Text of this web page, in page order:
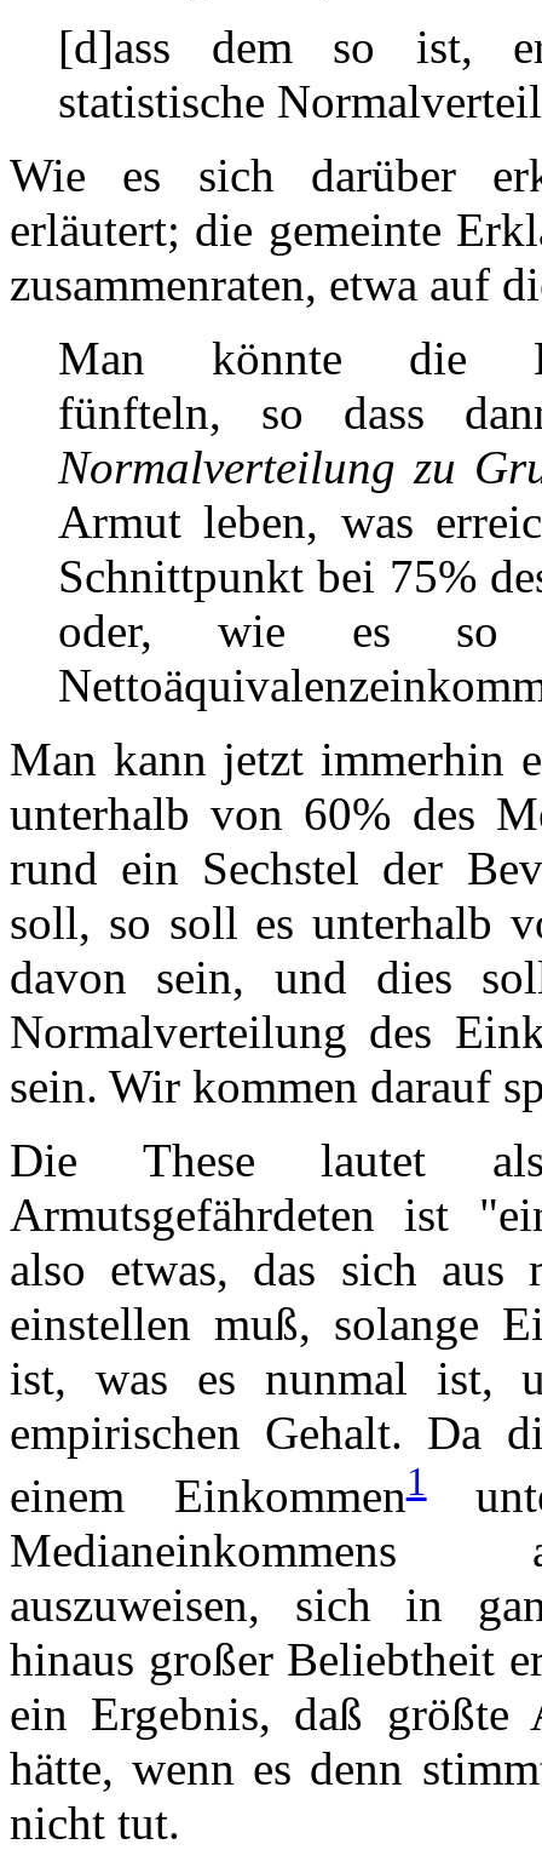
[d]ass dem so ist,
statistische
Wie es sich darüber
erläutert; die gemeinte
zusammenraten, etwa auf
Man könnte die
fünfteln, so dass
Normalverteilung zu
Armut leben, was
Schnittpunkt bei 75%
oder, wie es so
Man kann jetzt immerhin
unterhalb von 60% des
rund ein Sechstel der
soll, so soll es unterhalb
davon sein, und dies
Normalverteilung des
sein. Wir kommen darauf
Die These lautet
Armutsgefährdeten ist
also etwas, das sich aus
einstellen muß, solange
ist, was es nunmal ist,
empirischen Gehalt. Da
einem Einkommen1
Medianeinkommens
auszuweisen, sich in
hinaus großer Beliebtheit
ein Ergebnis, daß größte
hätte, wenn es denn
nicht tut.